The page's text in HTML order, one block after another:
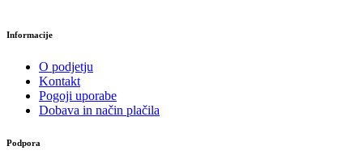
Informacije
O podjetju
Kontakt
Pogoji uporabe
Dobava in način plačila
Podpora